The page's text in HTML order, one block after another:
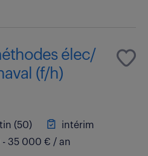
élec/
(f/h)
(50)
intérim
35 000 € / an